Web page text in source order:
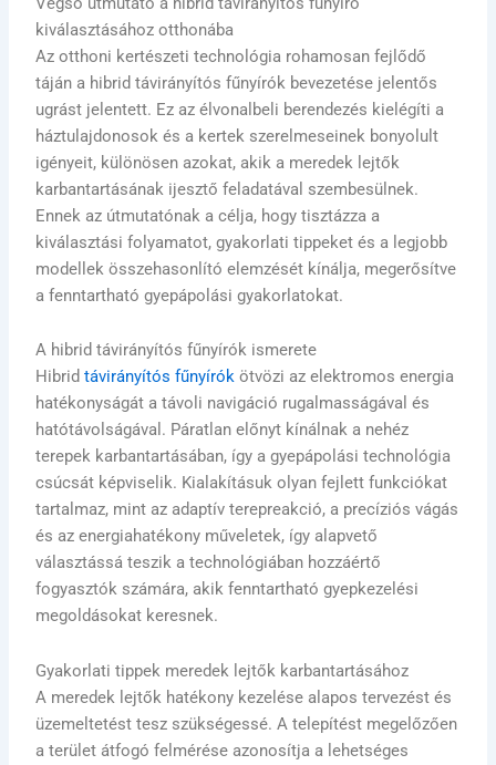
kiválasztásához otthonába
Az otthoni kertészeti technológia rohamosan fejlődő
táján a hibrid távirányítós fűnyírók bevezetése jelentős
ugrást jelentett. Ez az élvonalbeli berendezés kielégíti a
háztulajdonosok és a kertek szerelmeseinek bonyolult
igényeit, különösen azokat, akik a meredek lejtők
karbantartásának ijesztő feladatával szembesülnek.
Ennek az útmutatónak a célja, hogy tisztázza a
kiválasztási folyamatot, gyakorlati tippeket és a legjobb
modellek összehasonlító elemzését kínálja, megerősítve
a fenntartható gyepápolási gyakorlatokat.
A hibrid távirányítós fűnyírók ismerete
Hibridtávirányítós fűnyírók ötvözi az elektromos energia
hatékonyságát a távoli navigáció rugalmasságával és
hatótávolságával. Páratlan előnyt kínálnak a nehéz
terepek karbantartásában, így a gyepápolási technológia
csúcsát képviselik. Kialakításuk olyan fejlett funkciókat
tartalmaz, mint az adaptív terepreakció, a precíziós vágás
és az energiahatékony műveletek, így alapvető
választássá teszik a technológiában hozzáértő
fogyasztók számára, akik fenntartható gyepkezelési
megoldásokat keresnek.
Gyakorlati tippek meredek lejtők karbantartásához
A meredek lejtők hatékony kezelése alapos tervezést és
üzemeltetést tesz szükségessé. A telepítést megelőzően
a terület átfogó felmérése azonosítja a lehetséges